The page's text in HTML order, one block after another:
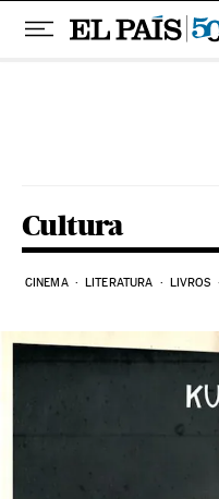
Cultura
CINEMA LITERATURA LIVROS